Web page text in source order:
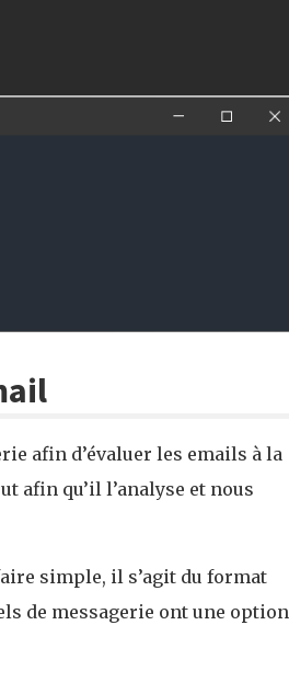
afin d’évaluer les emails à la
afin qu’il l’analyse et nous
simple, il s’agit du format
de messagerie ont une option